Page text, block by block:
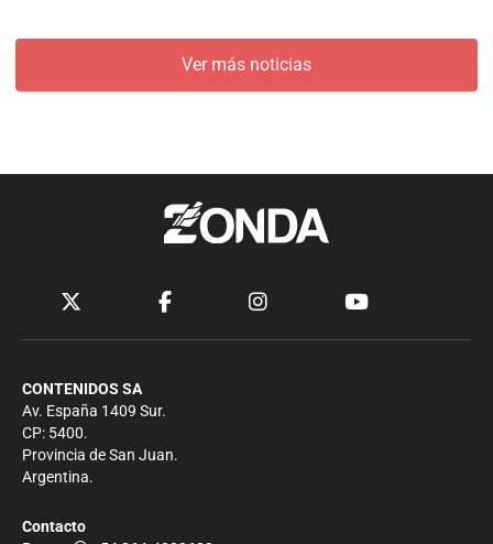
Ver más noticias
CONTENIDOS SA
Av. España 1409 Sur.
CP: 5400.
Provincia de San Juan.
Argentina.
Contacto